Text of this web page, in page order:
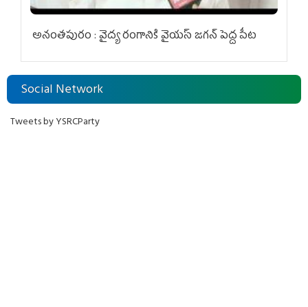
అనంతపురం : వైద్య రంగానికి వైయ‌స్ జ‌గ‌న్ పెద్ద పీట
Social Network
Tweets by YSRCParty